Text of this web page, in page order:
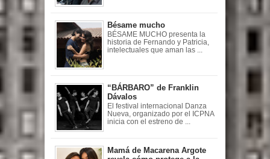
Bésame mucho
BÉSAME MUCHO presenta la
historia de Fernando y Patricia,
intelectuales que aman las ...
“BÁRBARO” de Franklin
Dávalos
El festival internacional Danza
Nueva, organizado por el ICPNA
inicia con el estreno de ...
Mamá de Macarena Argote